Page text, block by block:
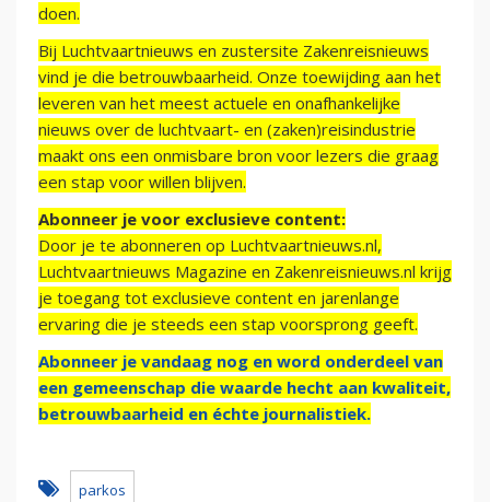
doen.
Bij Luchtvaartnieuws en zustersite Zakenreisnieuws
vind je die betrouwbaarheid. Onze toewijding aan het
leveren van het meest actuele en onafhankelijke
nieuws over de luchtvaart- en (zaken)reisindustrie
maakt ons een onmisbare bron voor lezers die graag
een stap voor willen blijven.
Abonneer je voor exclusieve content:
Door je te abonneren op Luchtvaartnieuws.nl,
Luchtvaartnieuws Magazine en Zakenreisnieuws.nl krijg
je toegang tot exclusieve content en jarenlange
ervaring die je steeds een stap voorsprong geeft.
Abonneer je vandaag nog en word onderdeel van
een gemeenschap die waarde hecht aan kwaliteit,
betrouwbaarheid en échte journalistiek.
parkos